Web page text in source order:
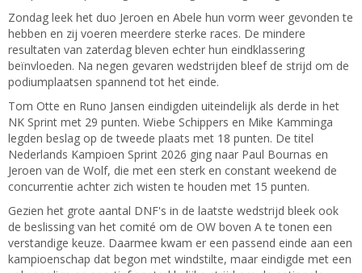
Zondag leek het duo Jeroen en Abele hun vorm weer gevonden te
hebben en zij voeren meerdere sterke races. De mindere
resultaten van zaterdag bleven echter hun eindklassering
beïnvloeden. Na negen gevaren wedstrijden bleef de strijd om de
podiumplaatsen spannend tot het einde.
Tom Otte en Runo Jansen eindigden uiteindelijk als derde in het
NK Sprint met 29 punten. Wiebe Schippers en Mike Kamminga
legden beslag op de tweede plaats met 18 punten. De titel
Nederlands Kampioen Sprint 2026 ging naar Paul Bournas en
Jeroen van de Wolf, die met een sterk en constant weekend de
concurrentie achter zich wisten te houden met 15 punten.
Gezien het grote aantal DNF's in de laatste wedstrijd bleek ook
de beslissing van het comité om de OW boven A te tonen een
verstandige keuze. Daarmee kwam er een passend einde aan een
kampioenschap dat begon met windstilte, maar eindigde met een